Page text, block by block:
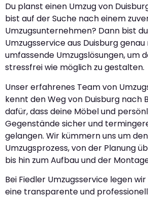
Du planst einen Umzug von
bist auf der Suche nach einem
Umzugsunternehmen? Dann bist
Umzugsservice aus Duisburg
umfassende Umzugslösungen, um
stressfrei wie möglich zu gestalten.
Unser erfahrenes Team von
kennt den Weg von Duisburg nach
dafür, dass deine Möbel und
Gegenstände sicher und
gelangen. Wir kümmern uns um
Umzugsprozess, von der Planung
bis hin zum Aufbau und der
Bei Fiedler Umzugsservice legen
eine transparente und